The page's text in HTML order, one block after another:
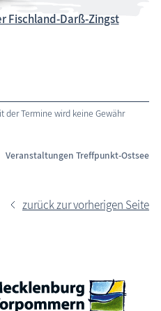
Fischland-Darß-Zingst
der Termine wird keine Gewähr
Veranstaltungen Treffpunkt-Ostsee
zurück zur vorherigen Seite